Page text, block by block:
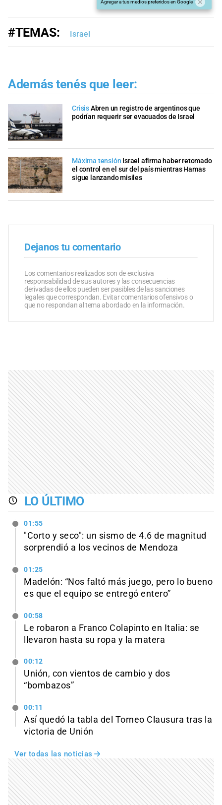
Agregar a tus medios preferidos en Google
#TEMAS: Israel
Además tenés que leer:
CrisisAbren un registro de argentinos que
podrían requerir ser evacuados de Israel
Máxima tensión Israel afirma haber retomado
el control en el sur del país mientras Hamas
sigue lanzando misiles
Dejanos tu comentario
Los comentarios realizados son de exclusiva
responsabilidad de sus autores y las consecuencias
derivadas de ellos pueden ser pasibles de las sanciones
legales que correspondan. Evitar comentarios ofensivos o
que no respondan al tema abordado en la información.
LO ÚLTIMO
01:55
"Corto y seco": un sismo de 4.6 de magnitud
sorprendió a los vecinos de Mendoza
01:25
Madelón: “Nos faltó más juego, pero lo bueno
es que el equipo se entregó entero”
00:58
Le robaron a Franco Colapinto en Italia: se
llevaron hasta su ropa y la matera
00:12
Unión, con vientos de cambio y dos
“bombazos”
00:11
Así quedó la tabla del Torneo Clausura tras la
victoria de Unión
Ver todas las noticias